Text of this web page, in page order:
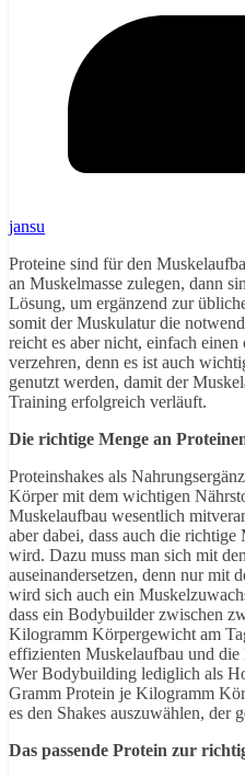
jansu
Proteine sind für den
an Muskelmasse zulegen, dann
Lösung, um ergänzend zur
somit der Muskulatur die
reicht es aber nicht, einfach
verzehren, denn es ist auch
genutzt werden, damit der
Training erfolgreich verläuft.
Die richtige Menge an
Proteinshakes als
Körper mit dem wichtigen
Muskelaufbau wesentlich
aber dabei, dass auch die
wird. Dazu muss man sich mit
auseinandersetzen, denn nur mit
wird sich auch ein
dass ein Bodybuilder zwischen
Kilogramm Körpergewicht am
effizienten Muskelaufbau und
Wer Bodybuilding lediglich als
Gramm Protein je Kilogramm
es den Shakes auszuwählen, der
Das passende Protein zur